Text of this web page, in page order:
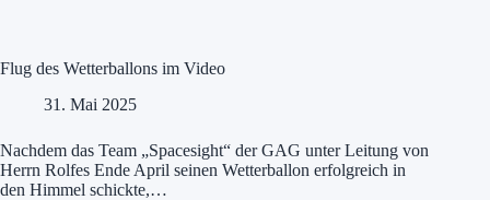
Flug des Wetterballons im Video
31. Mai 2025
Nachdem das Team „Spacesight“ der GAG unter Leitung von
Herrn Rolfes Ende April seinen Wetterballon erfolgreich in
den Himmel schickte,…